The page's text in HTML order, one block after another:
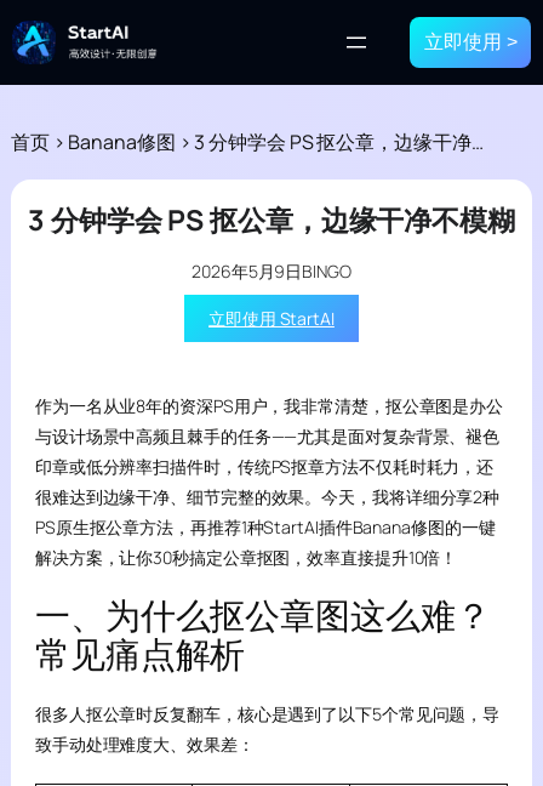
立即使用 >
首页 > Banana修图 > 3 分钟学会 PS 抠公章，边缘干净不模糊
3 分钟学会 PS 抠公章，边缘干净不模糊
2026年5月9日BINGO
立即使用 StartAI
作为一名从业8年的资深PS用户，我非常清楚，抠公章图是办公
与设计场景中高频且棘手的任务——尤其是面对复杂背景、褪色
印章或低分辨率扫描件时，传统PS抠章方法不仅耗时耗力，还
很难达到边缘干净、细节完整的效果。今天，我将详细分享2种
PS原生抠公章方法，再推荐1种StartAI插件Banana修图的一键
解决方案，让你30秒搞定公章抠图，效率直接提升10倍！
一、为什么抠公章图这么难？
常见痛点解析
很多人抠公章时反复翻车，核心是遇到了以下5个常见问题，导
致手动处理难度大、效果差：